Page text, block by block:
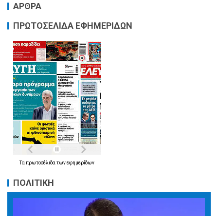
ΑΡΘΡΑ
ΠΡΩΤΟΣΕΛΙΔΑ ΕΦΗΜΕΡΙΔΩΝ
Τα πρωτοσέλιδα τωνεφημερίδων
ΠΟΛΙΤΙΚΗ